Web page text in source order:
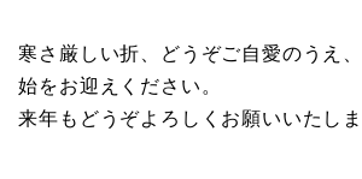
寒さ厳しい折、どうぞご自愛のうえ
始をお迎えください。
来年もどうぞよろしくお願いいたしま